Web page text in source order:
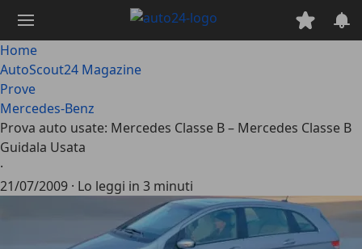
contenuto
principale
Home
AutoScout24 Magazine
Prove
Mercedes-Benz
Prova auto usate: Mercedes Classe B – Mercedes Classe B
Guidala Usata
·
21/07/2009 · Lo leggi in 3 minuti